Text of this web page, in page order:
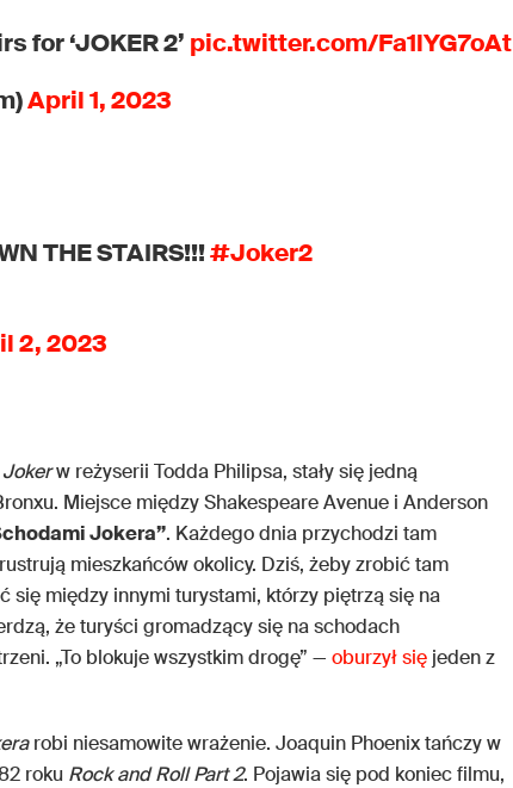
for ‘JOKER 2’ pic.twitter.com/Fa1lYG7oAt
April 1, 2023
THE STAIRS!!!#Joker2
2, 2023
Jokerw reżyserii Todda Philipsa, stały się jedną
Miejsce między Shakespeare Avenue i Anderson
Jokera”. Każdego dnia przychodzi tam
mieszkańców okolicy. Dziś, żeby zrobić tam
się między innymi turystami, którzy piętrzą się na
że turyści gromadzący się na schodach
„To blokuje wszystkim drogę” — oburzył się jeden z
robi niesamowite wrażenie. Joaquin Phoenix tańczy w
roku Rock and Roll Part 2. Pojawia się pod koniec filmu,